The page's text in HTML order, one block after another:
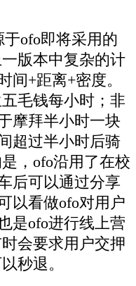
ofo即将采用的
版本中复杂的计
间+距离+密度。
毛钱每小时；非
摩拜半小时一块
超过半小时后骑
，ofo沿用了在校
后可以通过分享
以看做ofo对用户
是ofo进行线上营
会要求用户交押
秒退。